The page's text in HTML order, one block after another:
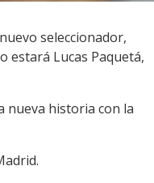
seleccionador,
estará Lucas Paquetá,
nueva historia con la